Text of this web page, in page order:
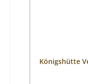
Königshütte